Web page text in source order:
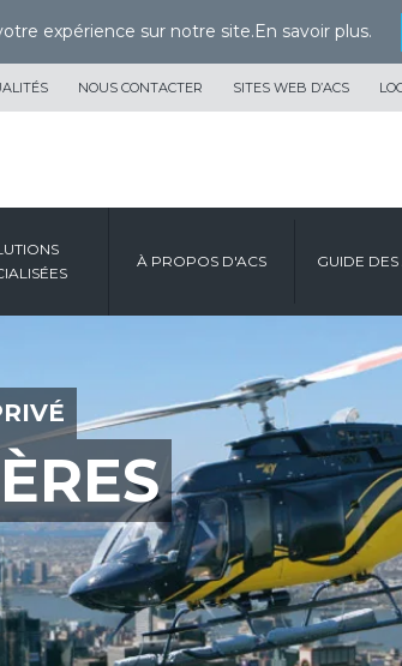
expérience sur notre site.En savoir plus.
NOUS CONTACTER SITES WEB D’ACS
À PROPOS D'ACS GUIDE